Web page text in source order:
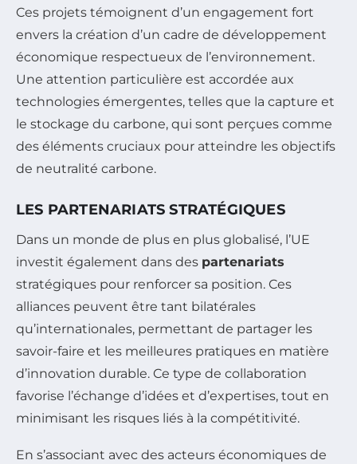
Ces projets témoignent d’un engagement fort
envers la création d’un cadre de développement
économique respectueux de l’environnement.
Une attention particulière est accordée aux
technologies émergentes, telles que la capture et
le stockage du carbone, qui sont perçues comme
des éléments cruciaux pour atteindre les objectifs
de neutralité carbone.
LES PARTENARIATS STRATÉGIQUES
Dans un monde de plus en plus globalisé, l’UE
investit également dans des partenariats
stratégiques pour renforcer sa position. Ces
alliances peuvent être tant bilatérales
qu’internationales, permettant de partager les
savoir-faire et les meilleures pratiques en matière
d’innovation durable. Ce type de collaboration
favorise l’échange d’idées et d’expertises, tout en
minimisant les risques liés à la compétitivité.
En s’associant avec des acteurs économiques de